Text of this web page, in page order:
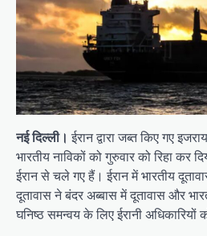
नई दिल्ली। ईरान द्वारा जब्त किए गए
भारतीय नाविकों को गुरुवार को रिहा कर
ईरान से चले गए हैं। ईरान में भारतीय
दूतावास ने बंदर अब्बास में दूतावास और
घनिष्ठ समन्वय के लिए ईरानी अधिकारियों